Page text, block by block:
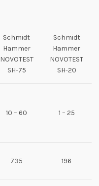
Schmidt
Hammer
NOVOTEST
SH-75
Schmidt
Hammer
NOVOTEST
SH-20
10 – 60 1 – 25
735 196